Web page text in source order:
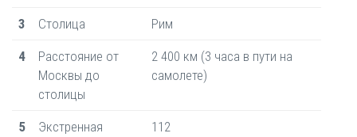
3 Столица Рим
4
Расстояние от
Москвы до
столицы
2 400 км (3 часа в пути на
самолете)
5
Экстренная
112